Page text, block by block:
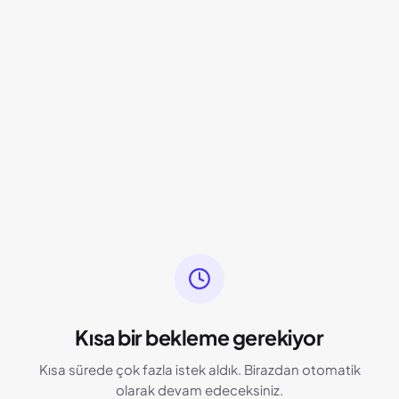
Kısa bir bekleme gerekiyor
Kısa sürede çok fazla istek aldık. Birazdan otomatik
olarak devam edeceksiniz.